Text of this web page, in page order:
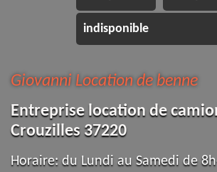
indisponible
Giovanni Location de benne
Entreprise location de
Crouzilles 37220
Horaire: du Lundi au Samedi de